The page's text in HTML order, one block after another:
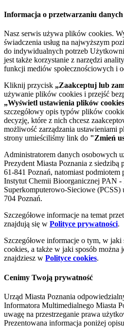
Informacja o przetwarzaniu danych
Nasz serwis używa plików cookies.
świadczenia usług na najwyższym
do indywidualnych potrzeb
jest także korzystanie z narzędzi
funkcji mediów społecznościowych i
Kliknij przycisk „Zaakceptuj lub
używanie plików cookies i przejść
„Wyświetl ustawienia plików
szczegółowy opis typów plików
decyzję, które z nich chcesz
możliwość zarządzania ustawieniami
strony umieściliśmy link do "Zmień
Administratorem danych osobowych
Prezydent Miasta Poznania z
61-841 Poznań, natomiast podmiotem
Instytut Chemii Bioorganicznej PAN -
Superkomputerowo-Sieciowe
704 Poznań.
Szczegółowe informacje na temat
znajdują się w Polityce prywatności.
Szczegółowe informacje o tym, w
cookies, a także w jaki sposób można
znajdziesz w Polityce cookies.
Cenimy Twoją prywatność
Urząd Miasta Poznania
Informatora Multimedialnego Miasta
uwagę na przestrzeganie prawa
Prezentowana informacja poniżej